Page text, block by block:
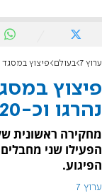
ערוץ 7 בעולם פיצוץ במסגד
נהרגו וכ-120 נפצעו
מחקירה ראשונית
הפעילו שני
הפיגוע.
ערוץ 7